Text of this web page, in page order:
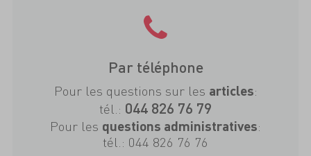
Par téléphone
Pour les questions sur les articles:
tél.: 044 826 76 79
Pour les questions administratives:
tél.: 044 826 76 76